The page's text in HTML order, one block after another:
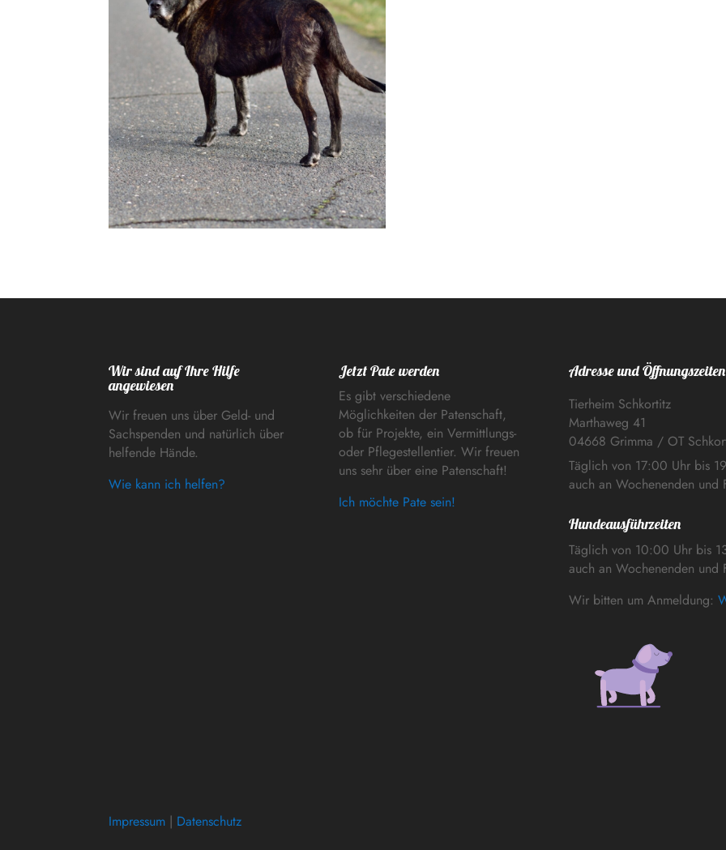
Wir sind auf Ihre Hilfe
angewiesen
Wir freuen uns über Geld- und
Sachspenden und natürlich über
helfende Hände.
Wie kann ich helfen?
Jetzt Pate werden
Es gibt verschiedene
Möglichkeiten der Patenschaft,
ob für Projekte, ein Vermittlungs-
oder Pflegestellentier. Wir freuen
uns sehr über eine Patenschaft!
Ich möchte Pate sein!
Adresse und Öffnungszeiten
Tierheim Schkortitz
Marthaweg 41
04668 Grimma / OT
Täglich von 17:00 Uhr bis
auch an Wochenenden und
Hundeausführzeiten
Täglich von 10:00 Uhr bis
auch an Wochenenden und
Wir bitten um Anmeldung:
Impressum | Datenschutz